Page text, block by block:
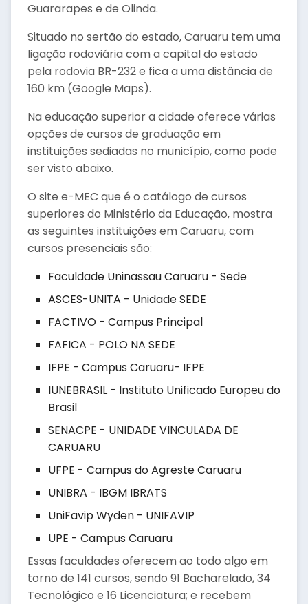
Guararapes e de Olinda.
Situado no sertão do estado, Caruaru tem uma
ligação rodoviária com a capital do estado
pela rodovia BR-232 e fica a uma distância de
160 km (Google Maps).
Na educação superior a cidade oferece várias
opções de cursos de graduação em
instituições sediadas no município, como pode
ser visto abaixo.
O site e-MEC que é o catálogo de cursos
superiores do Ministério da Educação, mostra
as seguintes instituições em Caruaru, com
cursos presenciais são:
Faculdade Uninassau Caruaru - Sede
ASCES-UNITA - Unidade SEDE
FACTIVO - Campus Principal
FAFICA - POLO NA SEDE
IFPE - Campus Caruaru- IFPE
IUNEBRASIL - Instituto Unificado Europeu do
Brasil
SENACPE - UNIDADE VINCULADA DE
CARUARU
UFPE - Campus do Agreste Caruaru
UNIBRA - IBGM IBRATS
UniFavip Wyden - UNIFAVIP
UPE - Campus Caruaru
Essas faculdades oferecem ao todo algo em
torno de 141 cursos, sendo 91 Bacharelado, 34
Tecnológico e 16 Licenciatura; e recebem